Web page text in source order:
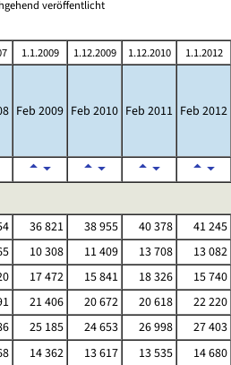
veröffentlicht
1.1.2009 1.12.2009 1.12.2010 1.1.2012
Feb 2009 Feb 2010 Feb 2011 Feb 2012
36 821 38 955 40 378 41 245
10 308 11 409 13 708 13 082
17 472 15 841 18 326 15 740
21 406 20 672 20 618 22 220
25 185 24 653 26 998 27 403
14 362 13 617 13 535 14 680